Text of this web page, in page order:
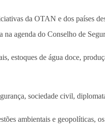
da OTAN e dos países
na agenda do Conselho de
estoques de água doce,
sociedade civil,
ambientais e geopolíticas,